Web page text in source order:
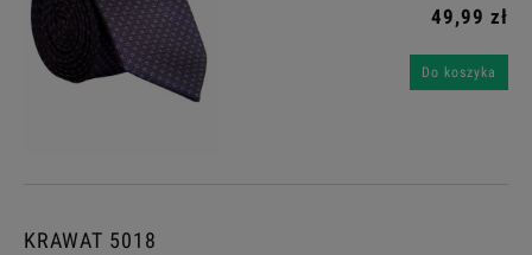
49,99 zł
Do koszyka
KRAWAT 5018